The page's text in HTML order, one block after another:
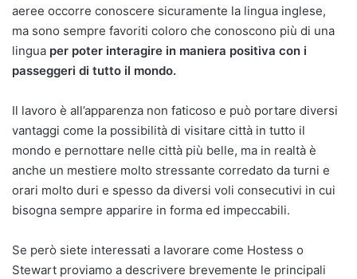
aeree occorre conoscere sicuramente la lingua inglese,
ma sono sempre favoriti coloro che conoscono più di una
lingua per poter interagire in maniera positiva con i
passeggeri di tutto il mondo.
Il lavoro è all’apparenza non faticoso e può portare diversi
vantaggi come la possibilità di visitare città in tutto il
mondo e pernottare nelle città più belle, ma in realtà è
anche un mestiere molto stressante corredato da turni e
orari molto duri e spesso da diversi voli consecutivi in cui
bisogna sempre apparire in forma ed impeccabili.
Se però siete interessati a lavorare come Hostess o
Stewart proviamo a descrivere brevemente le principali